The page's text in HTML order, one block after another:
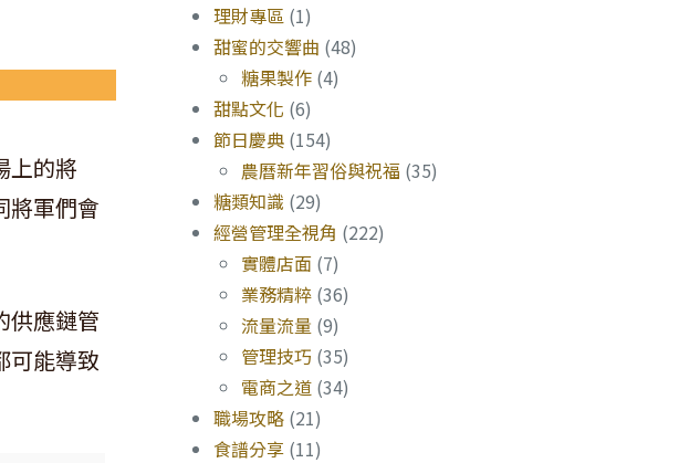
上的將
將軍們會
供應鏈管
可能導致
理財專區 (1)
甜蜜的交響曲 (48)
糖果製作 (4)
甜點文化 (6)
節日慶典 (154)
農曆新年習俗與祝福 (35)
糖類知識 (29)
經營管理全視角 (222)
實體店面 (7)
業務精粹 (36)
流量流量 (9)
管理技巧 (35)
電商之道 (34)
職場攻略 (21)
食譜分享 (11)